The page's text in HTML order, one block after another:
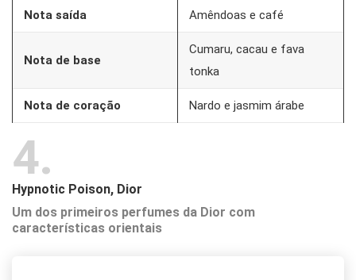
Nota saída Amêndoas e café
Nota de base
Cumaru, cacau e fava
tonka
Nota de coração Nardo e jasmim árabe
4
Hypnotic Poison, Dior
Um dos primeiros perfumes da Dior com
características orientais